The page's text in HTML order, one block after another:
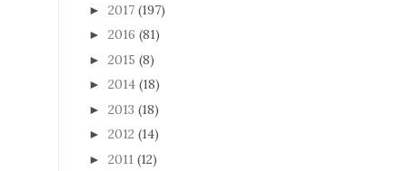
► 2017 (197)
► 2016 (81)
► 2015 (8)
► 2014 (18)
► 2013 (18)
► 2012 (14)
► 2011 (12)